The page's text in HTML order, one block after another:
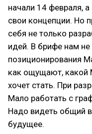
начали 14 февраля,
свои концепции. Но
себя не только
идей. В брифе нам
позиционирования
как ощущают, какой
хочет стать. При
Мало работать с
Надо видеть общий
будущее.